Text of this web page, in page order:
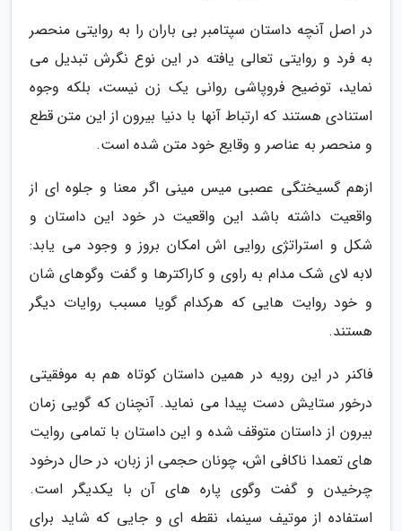
در اصل آنچه داستان سپتامبر بی باران را به روایتی منحصر
به فرد و روایتی تعالی یافته در این نوع نگرش تبدیل می
نماید، توضیح فروپاشی روانی یک زن نیست، بلکه وجوه
استنادی هستند که ارتباط آنها با دنیا بیرون از این متن قطع
و منحصر به عناصر و وقایع خود متن شده است.
ازهم گسیختگی عصبی میس مینی اگر معنا و جلوه ای از
واقعیت داشته باشد این واقعیت در خود این داستان و
شکل و استراتژی روایی اش امکان بروز و وجود می یابد:
لابه لای شک مدام به راوی و کاراکترها و گفت وگوهای شان
و خود روایت هایی که هرکدام گویا مسبب روایات دیگر
هستند.
فاکنر در این رویه در همین داستان کوتاه هم به موفقیتی
درخور ستایش دست پیدا می نماید. آنچنان که گویی زمان
بیرون از داستان متوقف شده و این داستان با تمامی روایت
های تعمدا ناکافی اش، چونان حجمی از زبان، در حال درخود
چرخیدن و گفت وگوی پاره های آن با یکدیگر است.
استفاده از موتیف سینما، نقطه ای و جایی که شاید برای